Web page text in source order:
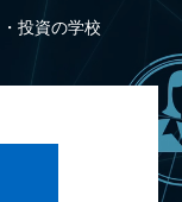
投資の学校